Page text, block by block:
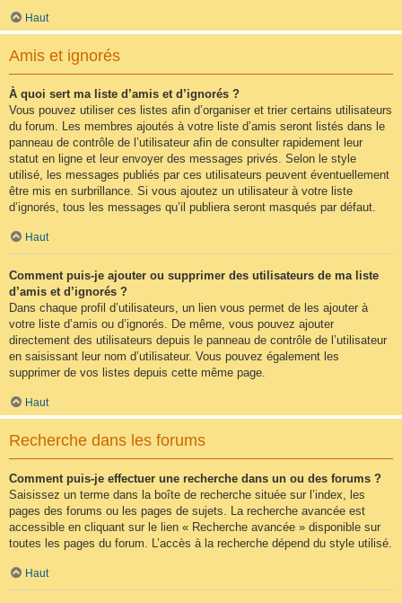
Haut
Amis et ignorés
À quoi sert ma liste d’amis et d’ignorés ?
Vous pouvez utiliser ces listes afin d’organiser et trier certains utilisateurs
du forum. Les membres ajoutés à votre liste d’amis seront listés dans le
panneau de contrôle de l’utilisateur afin de consulter rapidement leur
statut en ligne et leur envoyer des messages privés. Selon le style
utilisé, les messages publiés par ces utilisateurs peuvent éventuellement
être mis en surbrillance. Si vous ajoutez un utilisateur à votre liste
d’ignorés, tous les messages qu’il publiera seront masqués par défaut.
Haut
Comment puis-je ajouter ou supprimer des utilisateurs de ma liste
d’amis et d’ignorés ?
Dans chaque profil d’utilisateurs, un lien vous permet de les ajouter à
votre liste d’amis ou d’ignorés. De même, vous pouvez ajouter
directement des utilisateurs depuis le panneau de contrôle de l’utilisateur
en saisissant leur nom d’utilisateur. Vous pouvez également les
supprimer de vos listes depuis cette même page.
Haut
Recherche dans les forums
Comment puis-je effectuer une recherche dans un ou des forums ?
Saisissez un terme dans la boîte de recherche située sur l’index, les
pages des forums ou les pages de sujets. La recherche avancée est
accessible en cliquant sur le lien « Recherche avancée » disponible sur
toutes les pages du forum. L’accès à la recherche dépend du style utilisé.
Haut